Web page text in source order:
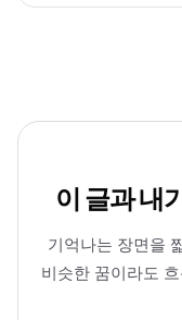
이 글과 내
기억나는 장면을
비슷한 꿈이라도